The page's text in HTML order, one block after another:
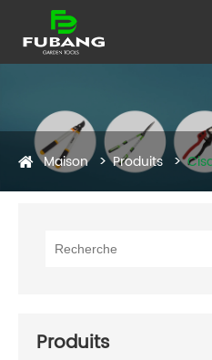
Maison Produits
Produits